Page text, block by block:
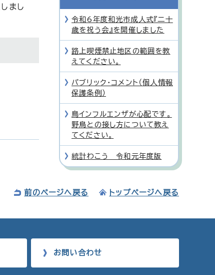
まし
令和6年度和光市成人式『二十
歳を祝う会』を開催しました
路上喫煙禁止地区の範囲を教
えてください。
パブリック・コメント（個人情報
保護条例）
鳥インフルエンザが心配です。
野鳥との接し方について教え
てください。
統計わこう 令和元年度版
前のページへ戻る トップページへ戻る
お問い合わせ